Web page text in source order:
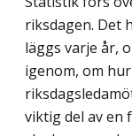
riksdagen. Det
läggs varje år,
igenom, om
viktig del av en